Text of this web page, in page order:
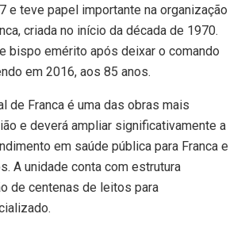
e teve papel importante na organização
criada no início da década de 1970.
bispo emérito após deixar o comando
em 2016, aos 85 anos.
de Franca é uma das obras mais
e deverá ampliar significativamente a
em saúde pública para Franca e
A unidade conta com estrutura
de centenas de leitos para